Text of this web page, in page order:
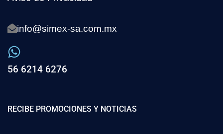
info@simex-sa.com.mx
56 6214 6276
RECIBE PROMOCIONES Y NOTICIAS